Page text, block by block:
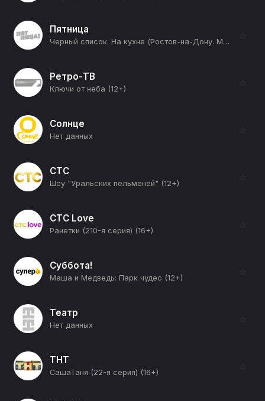
Пятница
Черный список. На кухне (Ростов-на-Дону. Medok) (12+)
☆
Ретро-ТВ
Ключи от неба (12+)
☆
Солнце
Нет данных
☆
СТС
Шоу "Уральских пельменей" (12+)
☆
СТС Love
Ранетки (210-я серия) (16+)
☆
Суббота!
Маша и Медведь: Парк чудес (12+)
☆
Театр
Нет данных
☆
ТНТ
СашаТаня (22-я серия) (16+)
☆